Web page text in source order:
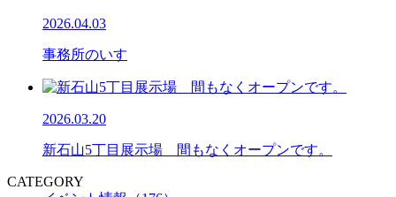
2026.04.03
事務所のいす
2026.03.20
新石山5丁目展示場 間もなくオープンです。
CATEGORY